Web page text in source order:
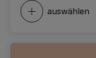
auswählen